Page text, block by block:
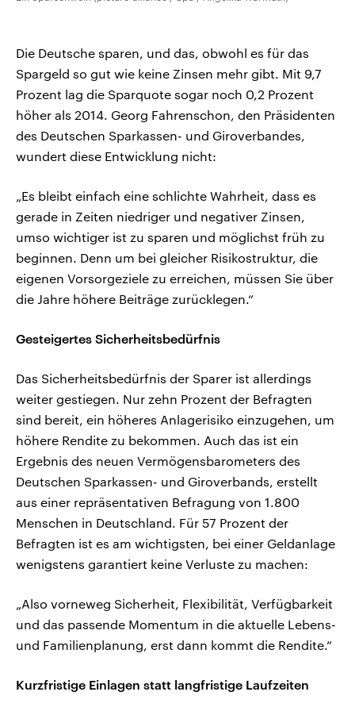
Die Deutsche sparen, und das, obwohl es für das
Spargeld so gut wie keine Zinsen mehr gibt. Mit 9,7
Prozent lag die Sparquote sogar noch 0,2 Prozent
höher als 2014. Georg Fahrenschon, den Präsidenten
des Deutschen Sparkassen- und Giroverbandes,
wundert diese Entwicklung nicht:
„Es bleibt einfach eine schlichte Wahrheit, dass es
gerade in Zeiten niedriger und negativer Zinsen,
umso wichtiger ist zu sparen und möglichst früh zu
beginnen. Denn um bei gleicher Risikostruktur, die
eigenen Vorsorgeziele zu erreichen, müssen Sie über
die Jahre höhere Beiträge zurücklegen.“
Gesteigertes Sicherheitsbedürfnis
Das Sicherheitsbedürfnis der Sparer ist allerdings
weiter gestiegen. Nur zehn Prozent der Befragten
sind bereit, ein höheres Anlagerisiko einzugehen, um
höhere Rendite zu bekommen. Auch das ist ein
Ergebnis des neuen Vermögensbarometers des
Deutschen Sparkassen- und Giroverbands, erstellt
aus einer repräsentativen Befragung von 1.800
Menschen in Deutschland. Für 57 Prozent der
Befragten ist es am wichtigsten, bei einer Geldanlage
wenigstens garantiert keine Verluste zu machen:
„Also vorneweg Sicherheit, Flexibilität, Verfügbarkeit
und das passende Momentum in die aktuelle Lebens-
und Familienplanung, erst dann kommt die Rendite.“
Kurzfristige Einlagen statt langfristige Laufzeiten